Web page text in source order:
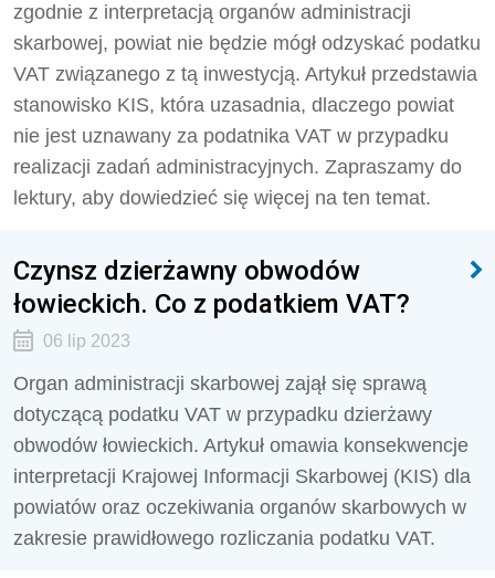
zgodnie z interpretacją organów administracji
skarbowej, powiat nie będzie mógł odzyskać podatku
VAT związanego z tą inwestycją. Artykuł przedstawia
stanowisko KIS, która uzasadnia, dlaczego powiat
nie jest uznawany za podatnika VAT w przypadku
realizacji zadań administracyjnych. Zapraszamy do
lektury, aby dowiedzieć się więcej na ten temat.
Czynsz dzierżawny obwodów
łowieckich. Co z podatkiem VAT?
06 lip 2023
Organ administracji skarbowej zajął się sprawą
dotyczącą podatku VAT w przypadku dzierżawy
obwodów łowieckich. Artykuł omawia konsekwencje
interpretacji Krajowej Informacji Skarbowej (KIS) dla
powiatów oraz oczekiwania organów skarbowych w
zakresie prawidłowego rozliczania podatku VAT.